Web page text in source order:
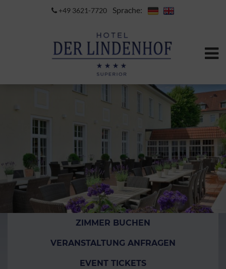
+49 3621-7720 Sprache:
ZIMMER BUCHEN
VERANSTALTUNG ANFRAGEN
EVENT TICKETS